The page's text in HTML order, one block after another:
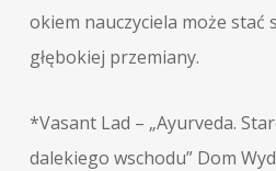
okiem nauczyciela może stać
głębokiej przemiany.
*Vasant Lad – „Ayurveda.
dalekiego wschodu” Dom